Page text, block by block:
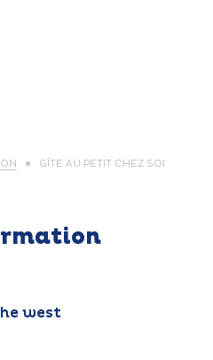
GÎTE AU PETIT CHEZ SOI
west